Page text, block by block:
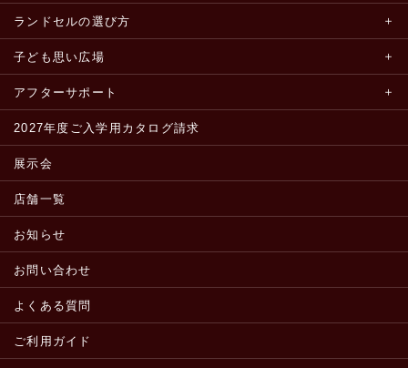
ランドセルの選び方
子ども思い広場
アフターサポート
2027年度ご入学用カタログ請求
展示会
店舗一覧
お知らせ
お問い合わせ
よくある質問
ご利用ガイド